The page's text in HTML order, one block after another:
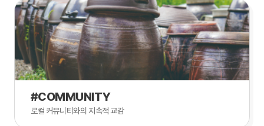
#COMMUNITY
로컬 커뮤니티와의 지속적 교감